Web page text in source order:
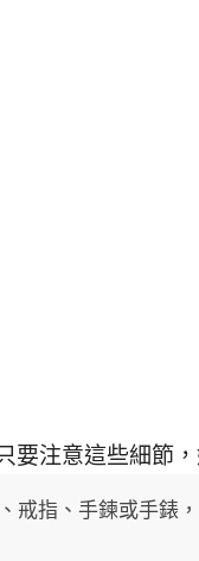
注意這些細節
戒指、手鍊或手錶